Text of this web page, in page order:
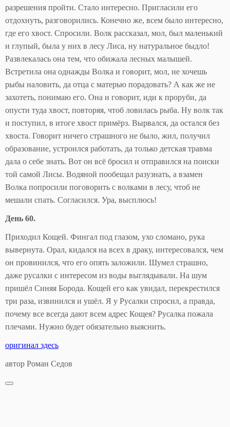
разрешения пройти. Стало интересно. Пригласили его
отдохнуть, разговорились. Конечно же, всем было интересно,
где его хвост. Спросили. Волк рассказал, мол, был маленький
и глупый, была у них в лесу Лиса, ну натуральное быдло!
Развлекалась она тем, что обижала лесных малышей.
Встретила она однажды Волка и говорит, мол, не хочешь
рыбы наловить, да отца с матерью порадовать? А как же не
захотеть, понимаю его. Она и говорит, иди к проруби, да
опусти туда хвост, повторяя, чтоб ловилась рыба. Ну волк так
и поступил, в итоге хвост примёрз. Вырвался, да остался без
хвоста. Говорит ничего страшного не было, жил, получил
образование, устроился работать, да только детская травма
дала о себе знать. Вот он всё бросил и отправился на поиски
той самой Лисы. Водяной пообещал разузнать, а взамен
Волка попросили поговорить с волками в лесу, чтоб не
мешали спать. Согласился. Ура, высплюсь!
День 60.
Приходил Кощей. Фингал под глазом, ухо сломано, рука
вывернута. Орал, кидался на всех в драку, интересовался, чем
он провинился, что его опять заложили. Шумел страшно,
даже русалки с интересом из воды выглядывали. На шум
пришёл Синяя Борода. Кощей его как увидал, перекрестился
три раза, извинился и ушёл. Я у Русалки спросил, а правда,
почему все всегда дают всем адрес Кощея? Русалка пожала
плечами. Нужно будет обязательно выяснить.
оригинал здесь
автор Роман Седов